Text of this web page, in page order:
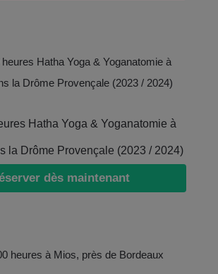
Hatha Yoga & Yoganatomie à
la Drôme Provençale (2023 / 2024)
dès maintenant